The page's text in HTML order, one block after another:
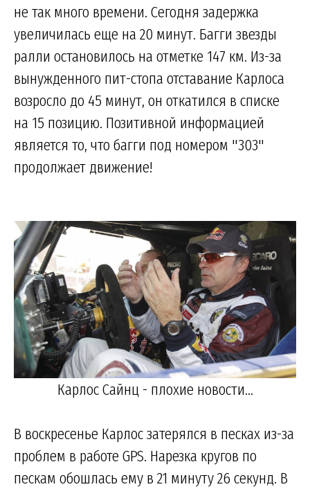
не так много времени. Сегодня задержка
увеличилась еще на 20 минут. Багги звезды
ралли остановилось на отметке 147 км. Из-за
вынужденного пит-стопа отставание Карлоса
возросло до 45 минут, он откатился в списке
на 15 позицию. Позитивной информацией
является то, что багги под номером "303"
продолжает движение!
Карлос Сайнц - плохие новости...
В воскресенье Карлоc затерялся в песках из-за
проблем в работе GPS. Нарезка кругов по
пескам обошлась ему в 21 минуту 26 секунд. В